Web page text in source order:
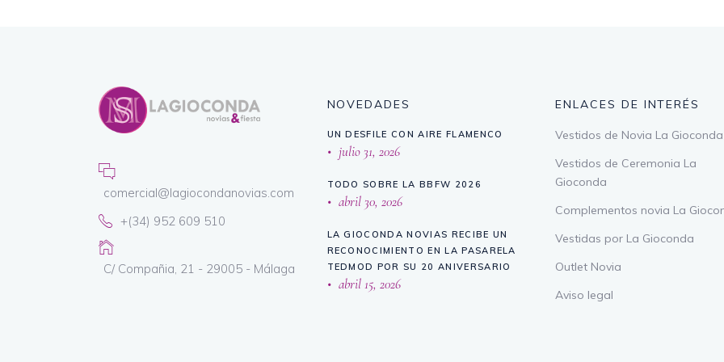
comercial@lagiocondanovias.com
+(34) 952 609 510
C/ Compañia, 21 - 29005 - Málaga
NOVEDADES
UN DESFILE CON AIRE FLAMENCO
julio 31, 2026
TODO SOBRE LA BBFW 2026
abril 30, 2026
LA GIOCONDA NOVIAS RECIBE UN
RECONOCIMIENTO EN LA PASARELA
TEDMOD POR SU 20 ANIVERSARIO
abril 15, 2026
ENLACES DE INTERÉS
Vestidos de Novia La Gioconda
Vestidos de Ceremonia La
Gioconda
Complementos novia La
Vestidas por La Gioconda
Outlet Novia
Aviso legal